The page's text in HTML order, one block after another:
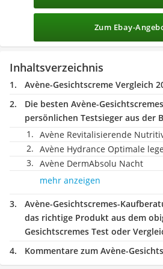
Zum Ebay-
Inhaltsverzeichnis
Avène-Gesichtscreme Vergleich
Die besten Avène-
persönlichen Testsieger aus der
Avène Revitalisierende
Avène Hydrance Optimale
Avène DermAbsolu Nacht
mehr anzeigen
Avène-Gesichtscremes-
das richtige Produkt aus dem
Gesichtscremes Test oder
Kommentare zum Avène-